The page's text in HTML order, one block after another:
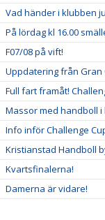
Vad händer i klubben
På lördag kl 16.00
F07/08 på vift!
Uppdatering från Gran
Full fart framåt!
Massor med handboll i
Info inför Challenge
Kristianstad Handboll
Kvartsfinalerna!
Damerna är vidare!